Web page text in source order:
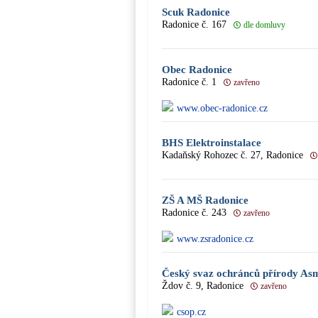
Scuk Radonice
Radonice č. 167 dle domluvy
Obec Radonice
Radonice č. 1 zavřeno
www.obec-radonice.cz
BHS Elektroinstalace
Kadaňský Rohozec č. 27, Radonice
ZŠ A MŠ Radonice
Radonice č. 243 zavřeno
www.zsradonice.cz
Český svaz ochránců přírody
Ždov č. 9, Radonice zavřeno
csop.cz